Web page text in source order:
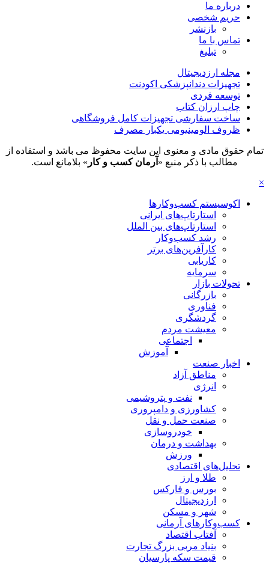
درباره ما
حریم شخصی
بازنشر
تماس با ما
تبلیغ
مجله ارزدیجیتال
تجهیزات دندانپزشکی اکودنت
توسعه فردی
چاپ ارزان کتاب
ساخت سفارشی تجهیزات کامل فروشگاهی
ظروف الومینیومی یکبار مصرف
تمام حقوق مادی و معنوی این سایت محفوظ می باشد و استفاده از
مطالب با ذکر منبع « آرمان کسب و کار » بلامانع است.
×
اکوسیستم کسب‌وکارها
استارتاپ‌های ایرانی
استارتاپ‌های بین الملل
رشد کسب‌وکار
کارآفرین‌های برتر
کاریابی
سرمایه
تحولات بازار
بازرگانی
فناوری
گردشگری
معیشت مردم
اجتماعی
آموزش
اخبار صنعت
مناطق آزاد
انرژی
نفت و پتروشیمی
کشاورزی و دامپروری
صنعت حمل و نقل
خودروسازی
بهداشت و درمان
ورزش
تحلیل‌های اقتصادی
طلا و ارز
بورس و فارکس
ارزدیجیتال
شهر و مسکن
کسب‌وکارهای آرمانی
آفتاب اقتصاد
بنیاد مربی بزرگ تجارت
قیمت سکه پارسیان